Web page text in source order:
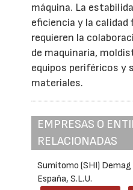
máquina. La
eficiencia y la calidad
requieren la
de maquinaria,
equipos periféricos y
materiales.
EMPRESAS O
RELACIONADAS
Sumitomo (SHI)
España, S.L.U.